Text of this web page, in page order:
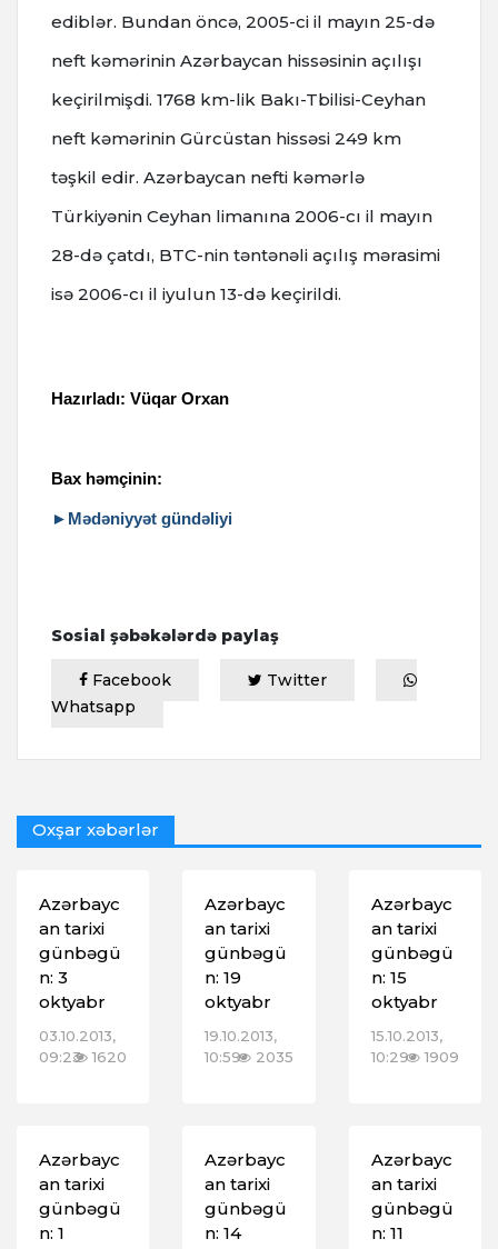
ediblər. Bundan öncə, 2005-ci il mayın 25-də
neft kəmərinin Azərbaycan hissəsinin açılışı
keçirilmişdi. 1768 km-lik Bakı-Tbilisi-Ceyhan
neft kəmərinin Gürcüstan hissəsi 249 km
təşkil edir. Azərbaycan nefti kəmərlə
Türkiyənin Ceyhan limanına 2006-cı il mayın
28-də çatdı, BTC-nin təntənəli açılış mərasimi
isə 2006-cı il iyulun 13-də keçirildi.
Hazırladı: Vüqar Orxan
Bax həmçinin:
►Mədəniyyət gündəliyi
Sosial şəbəkələrdə paylaş
Facebook
Twitter
Whatsapp
Oxşar xəbərlər
Azərbayc
an tarixi
günbəgü
n: 3
oktyabr
03.10.2013,
09:23 1620
Azərbayc
an tarixi
günbəgü
n: 19
oktyabr
19.10.2013,
10:59 2035
Azərbayc
an tarixi
günbəgü
n: 15
oktyabr
15.10.2013,
10:29
1909
Azərbayc
an tarixi
günbəgü
n: 1
Azərbayc
an tarixi
günbəgü
n: 14
Azərbayc
an tarixi
günbəgü
n: 11